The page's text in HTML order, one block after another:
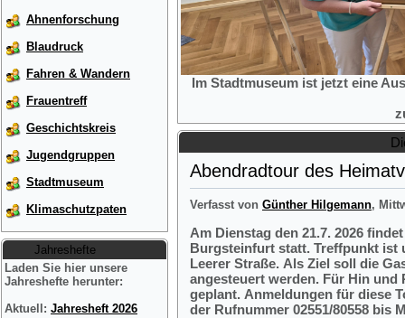
Ahnenforschung
Blaudruck
Fahren & Wandern
Frauentreff
Geschichtskreis
Jugendgruppen
Stadtmuseum
Klimaschutzpaten
Jahreshefte
Laden Sie hier unsere
Jahreshefte herunter:
Aktuell: Jahresheft 2026
Im Stadtmuseum ist jetzt eine
Abendradtour des
Verfasst von Günther Hilgemann,
Am Dienstag den 21.7. 2026
Burgsteinfurt statt. Treffpunkt ist
Leerer Straße. Als Ziel soll die
angesteuert werden. Für Hin und
geplant. Anmeldungen für diese
der Rufnummer 02551/80558 bis